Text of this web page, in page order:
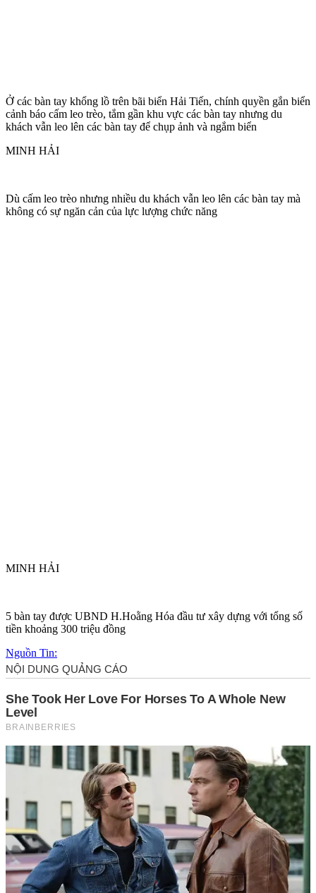
Ở các bàn tay khổng lồ trên bãi biển Hải Tiến, chính quyền gắn biển
cảnh báo cấm leo trèo, tắm gần khu vực các bàn tay nhưng du
khách vẫn leo lên các bàn tay để chụp ảnh và ngắm biển
MINH HẢI
Dù cấm leo trèo nhưng nhiều du khách vẫn leo lên các bàn tay mà
không có sự ngăn cản của lực lượng chức năng
MINH HẢI
5 bàn tay được UBND H.Hoằng Hóa đầu tư xây dựng với tổng số
tiền khoảng 300 triệu đồng
Nguồn Tin: